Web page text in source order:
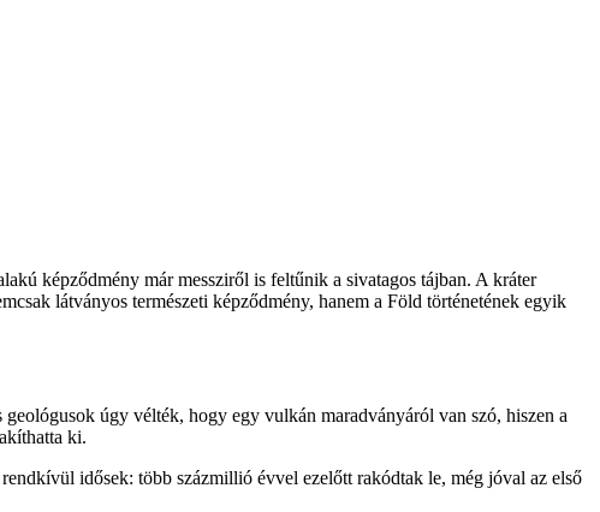
képződmény már messziről is feltűnik a sivatagos tájban. A kráter
látványos természeti képződmény, hanem a Föld történetének egyik
úgy vélték, hogy egy vulkán maradványáról van szó, hiszen a
ki.
idősek: több százmillió évvel ezelőtt rakódtak le, még jóval az első